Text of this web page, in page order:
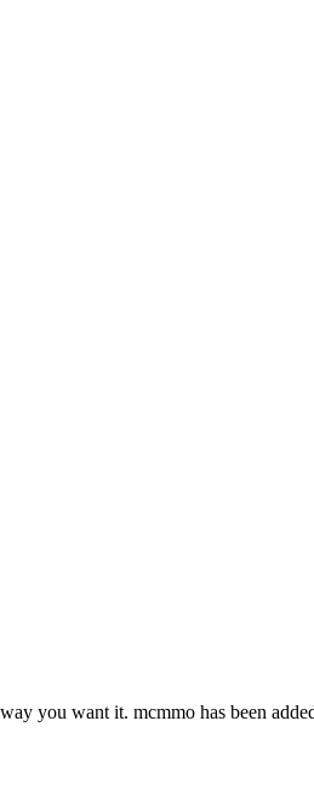
you want it. mcmmo has been